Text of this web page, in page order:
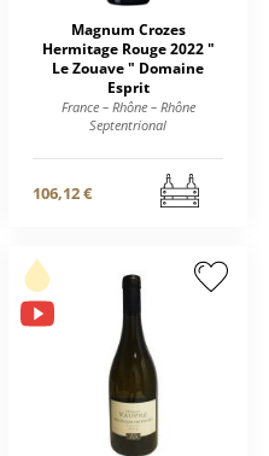
Magnum Crozes
Hermitage Rouge 2022 "
Le Zouave " Domaine
Esprit
France – Rhône – Rhône
Septentrional
106,12 €